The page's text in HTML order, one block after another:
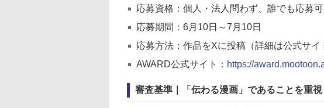
応募資格：個人・法人問わず、誰でも応募可
応募期間：6月10日～7月10日
応募方法：作品をXに投稿（詳細は公式サイ
AWARD公式サイト： https://
審査基準｜「伝わる漫画」であることを重視